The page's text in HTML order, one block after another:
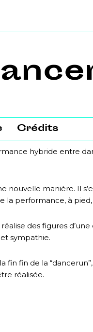
Crédits
hybride entre
nouvelle manière. Il
la performance, à
des figures
sympathie.
fin fin de la
réalisée.